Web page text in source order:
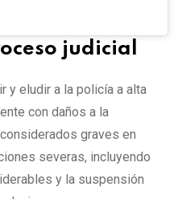
judicial
y eludir a la policía a alta
con daños a la
graves en
severas, incluyendo
y la suspensión